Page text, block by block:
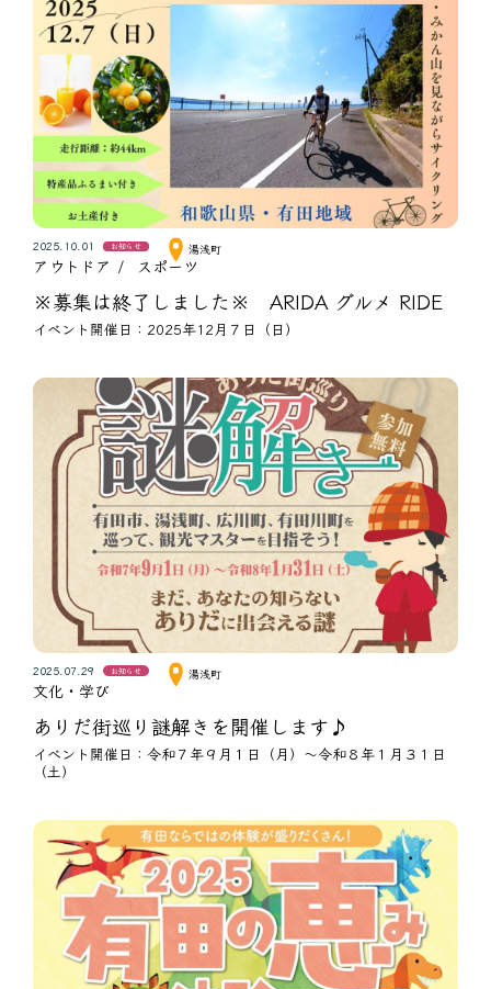
2025.10.01 お知らせ 湯浅町
アウトドア スポーツ
※募集は終了しました※ ARIDA グルメ RIDE
イベント開催日：2025年12月７日（日）
2025.07.29 お知らせ 湯浅町
文化・学び
ありだ街巡り謎解きを開催します♪
イベント開催日：令和７年９月１日（月）～令和８年１月３１日
（土）